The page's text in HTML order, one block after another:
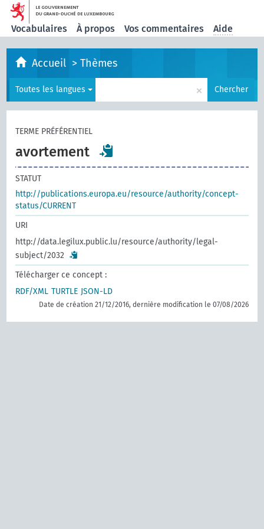
Vocabulaires À propos Vos commentaires Aide
Accueil >Thèmes
Toutes les langues × Chercher
TERME PRÉFÉRENTIEL
avortement
STATUT
http://publications.europa.eu/resource/authority/concept-
status/CURRENT
URI
http://data.legilux.public.lu/resource/authority/legal-
subject/2032
Télécharger ce concept :
RDF/XML TURTLE JSON-LD
Date de création 21/12/2016, dernière modification le 07/08/2026